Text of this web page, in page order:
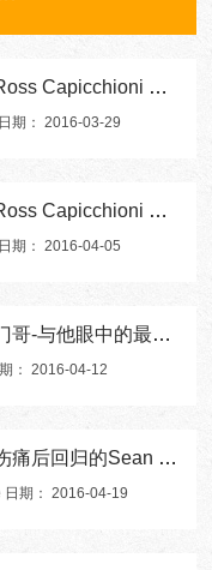
[中文字幕]地狱咫尺，Ross Capicchioni 死里逃生的枪击经历( 上)
期： 2016-03-29
[中文字幕]地狱咫尺，Ross Capicchioni 死里逃生的枪击经历(下）
期： 2016-04-05
[中文字幕]隐士滑手西门哥-与他眼中的最佳滑手
： 2016-04-12
[中文字幕]苦尽甘来，伤痛后回归的Sean Malto
日期： 2016-04-19